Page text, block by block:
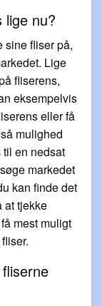
lige nu?
sine fliser på,
Lige
fliserens,
eksempelvis
eller få
mulighed
en nedsat
markedet
kan finde det
at tjekke
mest muligt